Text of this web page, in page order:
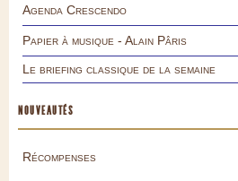
Agenda Crescendo
Papier à musique - Alain Pâris
Le briefing classique de la semaine
NOUVEAUTÉS
Récompenses